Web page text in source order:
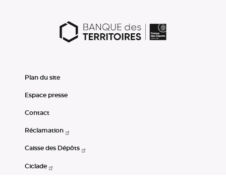
Plan du site
Espace presse
Contact
Réclamation
Caisse des Dépôts
Ciclade